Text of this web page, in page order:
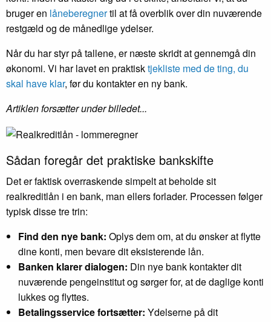
bruger en låneberegnertil at få overblik over din nuværende
restgæld og de månedlige ydelser.
Når du har styr på tallene, er næste skridt at gennemgå din
økonomi. Vi har lavet en praktisktjekliste med de ting, du
skal have klar, før du kontakter en ny bank.
Artiklen forsætter under billedet...
Sådan foregår det praktiske bankskifte
Det er faktisk overraskende simpelt at beholde sit
realkreditlån i en bank, man ellers forlader. Processen følger
typisk disse tre trin:
Find den nye bank: Oplys dem om, at du ønsker at flytte
dine konti, men bevare dit eksisterende lån.
Banken klarer dialogen: Din nye bank kontakter dit
nuværende pengeinstitut og sørger for, at de daglige konti
lukkes og flyttes.
Betalingsservice fortsætter: Ydelserne på dit